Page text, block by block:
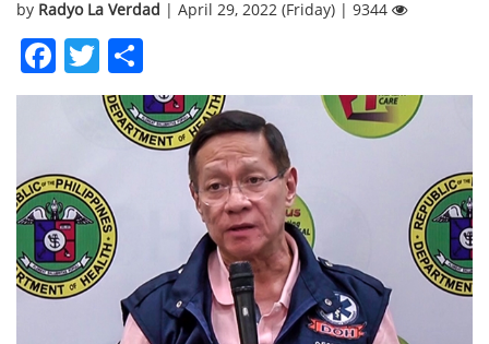
by Radyo La Verdad | April 29, 2022 (Friday) | 9344
Facebook
Twitter